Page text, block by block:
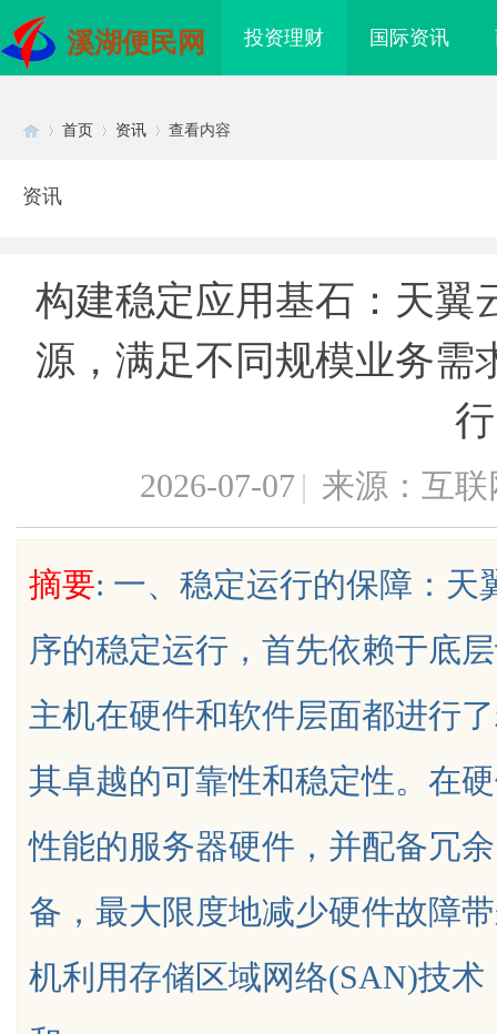
溪湖便民网 投资理财 国际资讯
uz
首页 资讯 查看内容
资讯
构建稳定应用基石：天翼
源，满足不同规模业务需
行
2026-07-07 | 来源：互联
摘要: 一、稳定运行的保障：天
序的稳定运行，首先依赖于底
主机在硬件和软件层面都进行
其卓越的可靠性和稳定性。在
性能的服务器硬件，并配备冗
备，最大限度地减少硬件故障
机利用存储区域网络(SAN)技
水生态中央空
号及核心参数汇总
决胜高端博弈：北京知识产权律
疑难复杂案件中的破局之道